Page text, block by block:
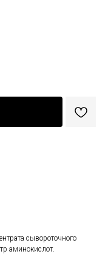
сывороточного
аминокислот.